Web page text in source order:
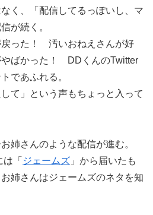
く、「配信してるっぽいし、マ
が続く。
戻った！ 汚いおねえさんが好
ばかった！ DDくんのTwitter
であふれる。
て」という声もちょっと入って
姉さんのような配信が進む。
「 ジェームズ 」から届いたも
姉さんはジェームズのネタを知